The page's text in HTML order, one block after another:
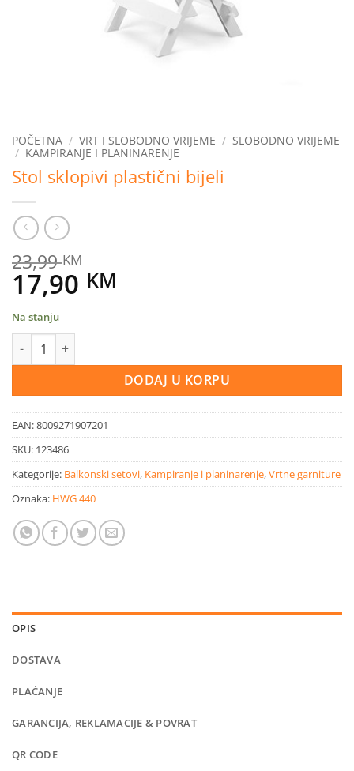
POČETNA / VRT I SLOBODNO VRIJEME / SLOBODNO VRIJEME
/ KAMPIRANJE I PLANINARENJE
Stol sklopivi plastični bijeli
23,99KM
Original
price
was:
23,99 KM.
17,90 KM
17,90 KM.
Na stanju
Stol sklopivi plastični bijeli količina
DODAJ U KORPU
EAN:8009271907201
SKU: 123486
Kategorije: Balkonski setovi, Kampiranje i planinarenje,Vrtne garniture
Oznaka: HWG 440
OPIS
DOSTAVA
PLAĆANJE
GARANCIJA, REKLAMACIJE & POVRAT
QR CODE